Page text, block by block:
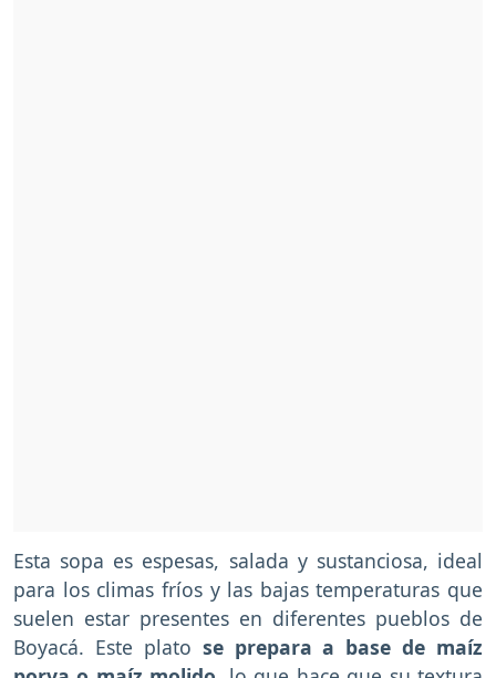
Esta sopa es espesas, salada y sustanciosa, ideal
para los climas fríos y las bajas temperaturas que
suelen estar presentes en diferentes pueblos de
Boyacá. Este plato se prepara a base de maíz